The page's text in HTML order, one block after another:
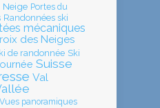
Neige Portes du
Randonnées ski
mécaniques
des Neiges
de randonnée Ski
Suisse
Val
Vues panoramiques